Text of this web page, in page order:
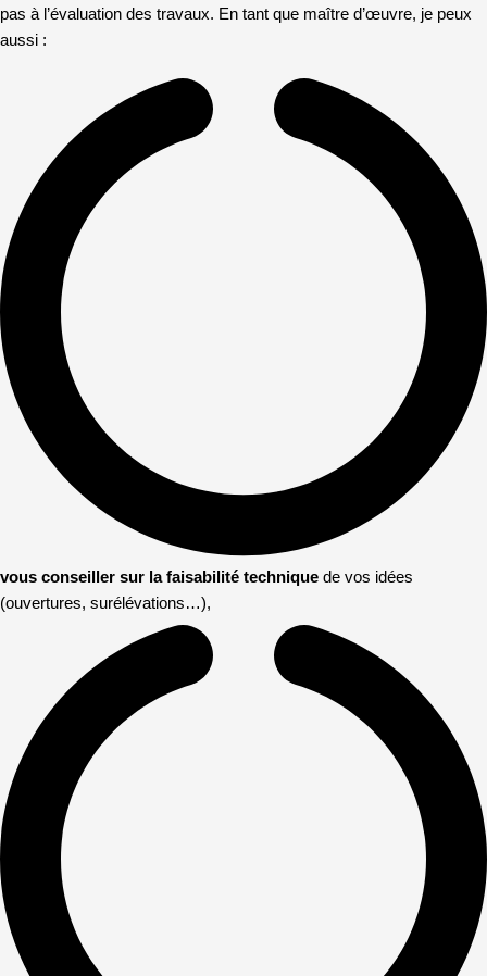
pas à l’évaluation des travaux. En tant que maître d’œuvre, je peux
aussi :
vous conseiller sur la faisabilité technique de vos idées
(ouvertures, surélévations…),